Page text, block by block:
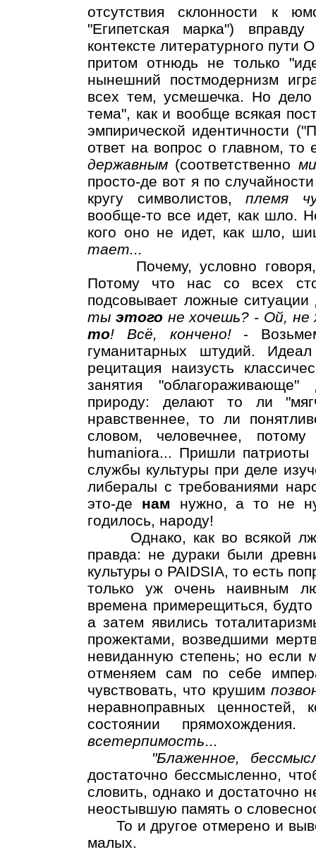
отсутствия склонности к
"Египетская марка")
контексте литературного
притом отнюдь не только
нынешний постмодернизм
всех тем, усмешечка. Но
тема", как и вообще всякая
эмпирической идентичности
ответ на вопрос о главном,
державным (соответственно
просто-де вот я по
кругу символистов,племя
вообще-то все идет, как шло.
кого оно не идет, как шло,
тает...
Почему, условно говоря,
Потому что нас со всех
подсовывает ложные
ты этогоне хочешь? - Ой, не
то! Всё, кончено! -
гуманитарных штудий.
рецитация наизусть
занятия
природу: делают то ли
нравственнее, то ли
словом, человечнее,
humaniora... Пришли патриоты
службы культуры при деле
либералы с требованиями
это-де нам нужно, а то не
годилось, народу!
Однако, как во всякой
правда: не дураки были
культуры о PAIDSIA, то есть
только уж очень наивным
времена примерещиться,
а затем явились
прожектами, возведшими
невиданную степень; но если
отменяем сам по себе
чувствовать, что крушим
неравноправных ценностей,
состоянии
всетерпимость...
"Блаженное,
достаточно бессмысленно,
словить, однако и достаточно
неостывшую память о
То и другое отмерено и
малых.